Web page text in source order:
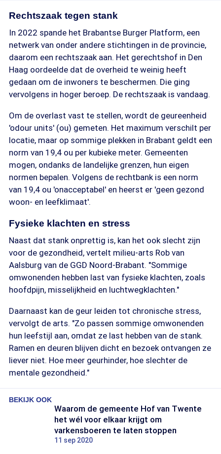
Rechtszaak tegen stank
In 2022 spande het Brabantse Burger Platform, een
netwerk van onder andere stichtingen in de provincie,
daarom een rechtszaak aan. Het gerechtshof in Den
Haag oordeelde dat de overheid te weinig heeft
gedaan om de inwoners te beschermen. Die ging
vervolgens in hoger beroep. De rechtszaak is vandaag.
Om de overlast vast te stellen, wordt de geureenheid
'odour units' (ou) gemeten. Het maximum verschilt per
locatie, maar op sommige plekken in Brabant geldt een
norm van 19,4 ou per kubieke meter. Gemeenten
mogen, ondanks de landelijke grenzen, hun eigen
normen bepalen. Volgens de rechtbank is een norm
van 19,4 ou 'onacceptabel' en heerst er 'geen gezond
woon- en leefklimaat'.
Fysieke klachten en stress
Naast dat stank onprettig is, kan het ook slecht zijn
voor de gezondheid, vertelt milieu-arts Rob van
Aalsburg van de GGD Noord-Brabant. "Sommige
omwonenden hebben last van fysieke klachten, zoals
hoofdpijn, misselijkheid en luchtwegklachten."
Daarnaast kan de geur leiden tot chronische stress,
vervolgt de arts. "Zo passen sommige omwonenden
hun leefstijl aan, omdat ze last hebben van de stank.
Ramen en deuren blijven dicht en bezoek ontvangen ze
liever niet. Hoe meer geurhinder, hoe slechter de
mentale gezondheid."
BEKIJK OOK
Waarom de gemeente Hof van Twente
het wél voor elkaar krijgt om
varkensboeren te laten stoppen
11 sep 2020